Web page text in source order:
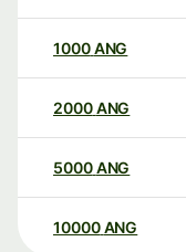
1000ANG
2000ANG
5000ANG
10000 ANG